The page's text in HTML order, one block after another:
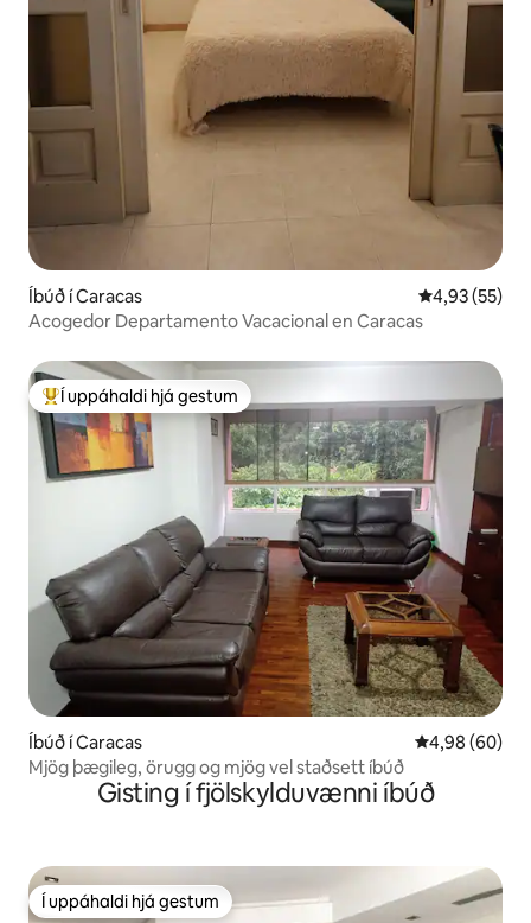
Íbúð í Caracas 4,93 af 5 í
4,93 (55)
Acogedor Departamento Vacacional en Caracas
Í mestu uppáhaldi hjá gestum
Í uppáhaldi hjá gestum
Íbúð í Caracas 4,98 af 5 í
4,98 (60)
Mjög þægileg, örugg og mjög vel staðsett íbúð
Gisting í fjölskylduvænni íbúð
Í uppáhaldi hjá gestum
Í uppáhaldi hjá gestum